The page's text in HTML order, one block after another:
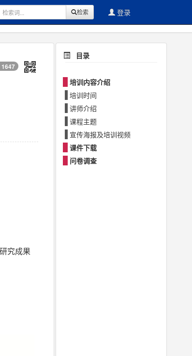
登录
检索
1647
究成果
目录
培训内容介绍
培训时间
讲师介绍
课程主题
宣传海报及培训视频
课件下载
问卷调查